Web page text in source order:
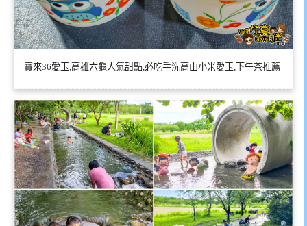
寶來36愛玉,高雄六龜人氣甜點,必吃手洗高山小米愛玉,下午茶推薦